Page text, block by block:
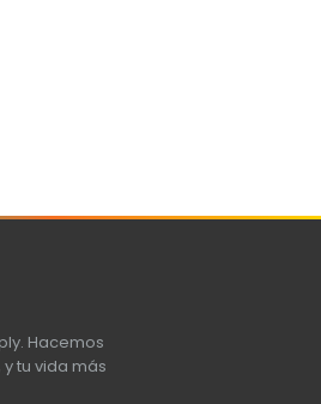
Hacemos
tu vida más